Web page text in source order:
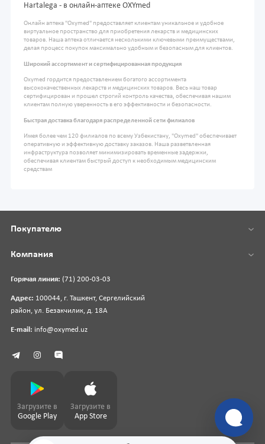
Hartalega - в онлайн-аптеке OXYmed
Онлайн аптека "Oxymed" предоставляет клиентам уникальное и удобное
виртуальное пространство для приобретения лекарств и медицинских
товаров. Наша аптека отличается несколькими ключевыми преимуществами,
делая процесс покупок максимально удобным и безопасным для клиентов.
Широкий ассортимент и сертифицированная продукция
Oxymed гордится предоставлением богатого ассортимента
высококачественных лекарств и медицинских товаров. Весь наш товар
сертифицирован и прошел строгий контроль качества, обеспечивая нашим
клиентам полную уверенность в его эффективности и безопасности.
Быстрая доставка благодаря распределенной сети филиалов
Имея более чем 120 филиалов по всему Узбекистану, "Oxymed" обеспечивает
оперативную и эффективную доставку заказов. Наша разветвленная
инфраструктура позволяет минимизировать временные задержки,
обеспечивая клиентам быстрый доступ к необходимым медицинским
средствам
Горячая линия: (71) 200-03-03
Адрес: 100044, г. Ташкент, Сергелийский
район, ул. Безакчилик, д. 18А
E-mail: info@oxymed.uz
Покупателю
Компания
Загрузите в
Google Play
Загрузите в
App Store